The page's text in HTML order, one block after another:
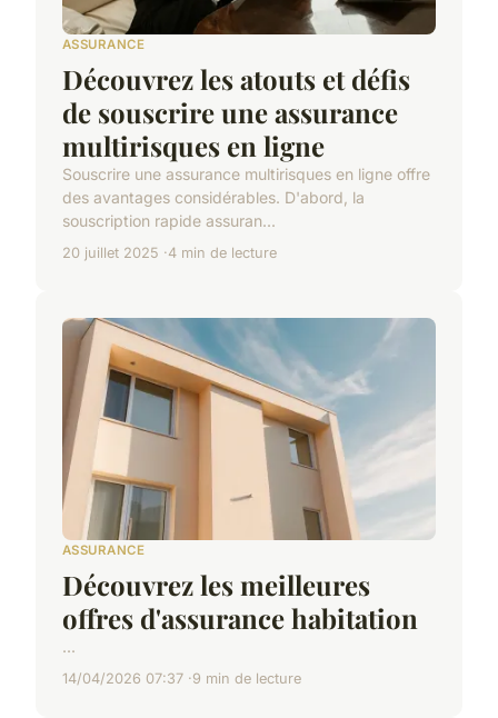
ASSURANCE
Découvrez les atouts et défis
de souscrire une assurance
multirisques en ligne
Souscrire une assurance multirisques en ligne offre
des avantages considérables. D'abord, la
souscription rapide assuran...
20 juillet 2025 4 min de lecture
ASSURANCE
Découvrez les meilleures
offres d'assurance habitation
...
14/04/2026 07:37 9 min de lecture